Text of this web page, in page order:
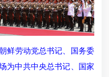
劳动党总书记、国务委
为中共中央总书记、国家